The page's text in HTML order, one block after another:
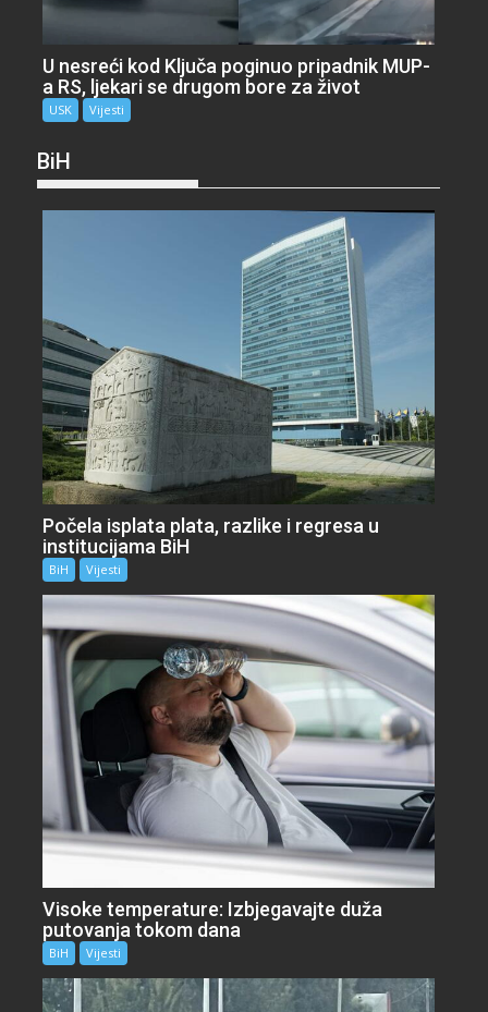
U nesreći kod Ključa poginuo pripadnik MUP-
a RS, ljekari se drugom bore za život
USK Vijesti
BiH
Počela isplata plata, razlike i regresa u
institucijama BiH
BiH Vijesti
Visoke temperature: Izbjegavajte duža
putovanja tokom dana
BiH Vijesti